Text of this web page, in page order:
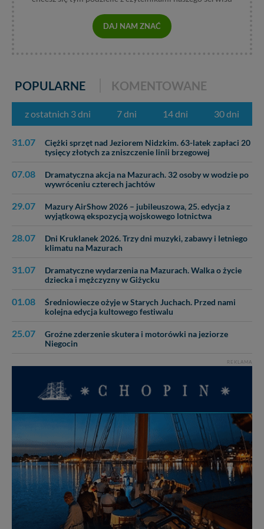
DAJ NAM ZNAĆ
POPULARNE KOMENTOWANE
z ostatnich 3 dni 7 dni 14 dni 30 dni
31.07
Ciężki sprzęt nad Jeziorem Nidzkim. 63-latek zapłaci 20
tysięcy złotych za zniszczenie linii brzegowej
07.08
Dramatyczna akcja na Mazurach. 32 osoby w wodzie po
wywróceniu czterech jachtów
29.07
Mazury AirShow 2026 – jubileuszowa, 25. edycja z
wyjątkową ekspozycją wojskowego lotnictwa
28.07
Dni Kruklanek 2026. Trzy dni muzyki, zabawy i letniego
klimatu na Mazurach
31.07
Dramatyczne wydarzenia na Mazurach. Walka o życie
dziecka i mężczyzny w Giżycku
01.08
Średniowiecze ożyje w Starych Juchach. Przed nami
kolejna edycja kultowego festiwalu
25.07
Groźne zderzenie skutera i motorówki na jeziorze
Niegocin
REKLAMA
zawsze jest możliwe techniczne zrealizowanie Twoich
praw w odniesieniu do informacji zawartych w plikach
cookies. Twoja przeglądarka umożliwia Ci skasowanie
Dziękujemy, i życzmy miłego odkrywania Mazur na